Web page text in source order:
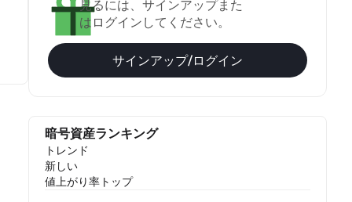
見るには、サインアップまた
はログインしてください。
サインアップ/ログイン
暗号資産ランキング
トレンド
新しい
値上がり率トップ